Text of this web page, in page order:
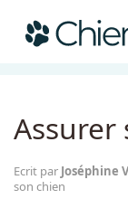
CHIEN.FR GUIDES
Assurer
Ecrit par Joséphine
son chien